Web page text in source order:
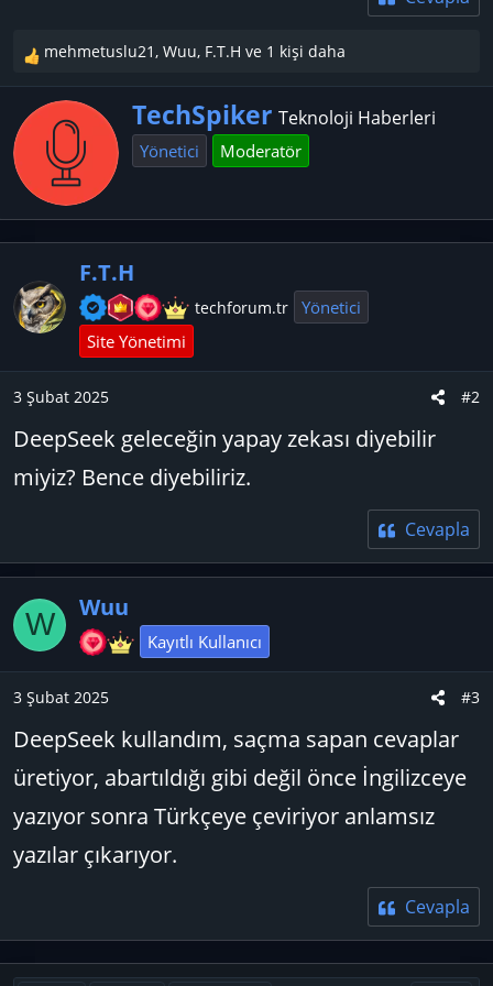
T
e
k
l
r
:
mehmetuslu21, Wuu, F.T.H ve 1 kişi daha
Y
a
z
r
TechSpiker Teknoloji Haberleri
Yönetici Moderatör
F.T.H
techforum.tr
Yönetici
Site Yönetimi
3 Şubat 2025 #2
DeepSeek geleceğin yapay zekası diyebilir
miyiz? Bence diyebiliriz.
Cevapla
W Wuu
Kayıtlı Kullanıcı
3 Şubat 2025 #3
DeepSeek kullandım, saçma sapan cevaplar
üretiyor, abartıldığı gibi değil önce İngilizceye
yazıyor sonra Türkçeye çeviriyor anlamsız
yazılar çıkarıyor.
Cevapla